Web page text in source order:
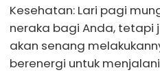
Kesehatan: Lari pagi
neraka bagi Anda, tetapi
akan senang
berenergi untuk